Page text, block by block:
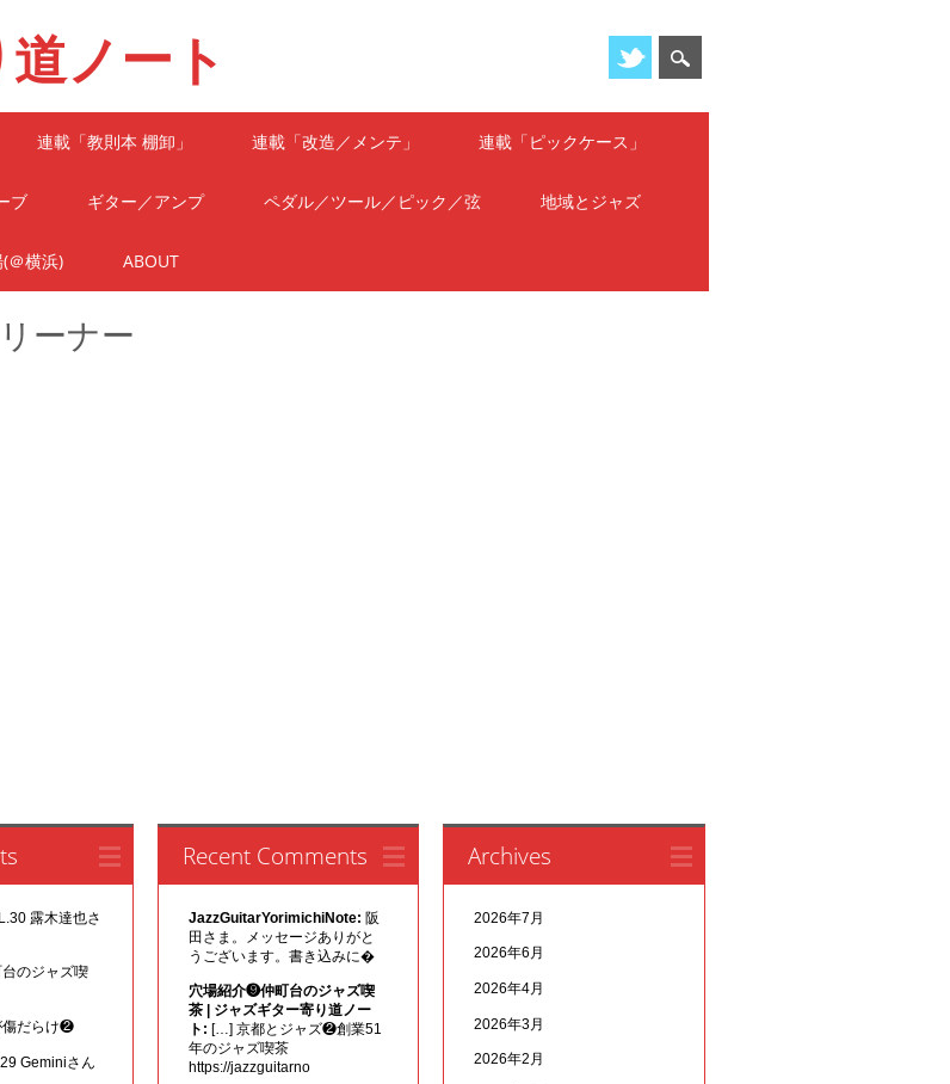
ノート
連載「教則本 棚卸」 連載「改造／メンテ」 連載「ピックケース」
ブ ギター／アンプ ペダル／ツール／ピック／弦 地域とジャズ
＠横浜) ABOUT
ーナー
露木達也さ
のジャズ喫
傷だらけ❷
Geminiさん
Recent Comments
JazzGuitarYorimichiNote: 阪
田さま。メッセージありがと
うございます。書き込みに�
穴場紹介❾仲町台のジャズ喫
茶 | ジャズギター寄り道ノー
ト: […] 京都とジャズ❷創業51
年のジャズ喫茶
https://jazzguitarno
Archives
2026年7月
2026年6月
2026年4月
2026年3月
2026年2月